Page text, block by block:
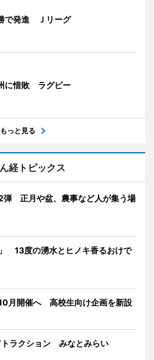
で発進 Ｊリーグ
に惜敗 ラグビー
もっと見る
経トピックス
2弾 正月や盆、農事など人が集う場
13度の湧水とヒノキ香るおけで
月開催へ 高校生向け企画を新設
トラクション みなとみらい